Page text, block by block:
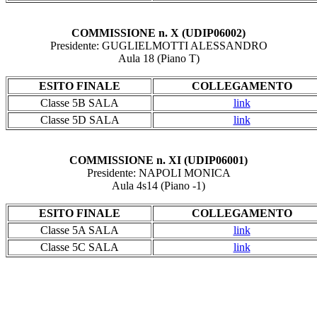
COMMISSIONE n. X (UDIP06002)
Presidente: GUGLIELMOTTI ALESSANDRO
Aula 18 (Piano T)
ESITO FINALE
COLLEGAMENTO
Classe 5B SALA
link
Classe 5D SALA
link
COMMISSIONE n. XI (UDIP06001)
Presidente: NAPOLI MONICA
Aula 4s14 (Piano -1)
ESITO FINALE
COLLEGAMENTO
Classe 5A SALA
link
Classe 5C SALA
link